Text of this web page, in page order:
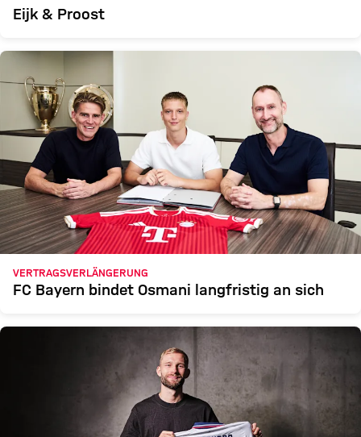
Eijk & Proost
VERTRAGSVERLÄNGERUNG
FC Bayern bindet Osmani langfristig an sich